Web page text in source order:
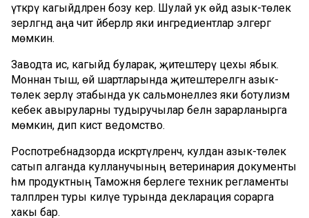
үткәрү кагыйдәләрен бозу керә. Шулай ук өйдә азык-төлек
әзерләгәндә аңа чит әйберләр яки ингредиентлар эләгергә
мөмкин.
Заводта исә, кагыйдә буларак, җитештерү цехы ябык.
Моннан тыш, өй шартларында җитештерелгән азык-
төлек әзерләү этабында ук сальмонеллез яки ботулизм
кебек авыруларны тудыручылар белән зарарланырга
мөмкин, дип кисәтә ведомство.
Роспотребнадзорда искәртүләренчә, кулдан азык-төлек
сатып алганда кулланучының ветеринария документы
һәм продуктның Таможня берлеге техник регламенты
таләпләренә туры килүе турында декларация сорарга
хакы бар.